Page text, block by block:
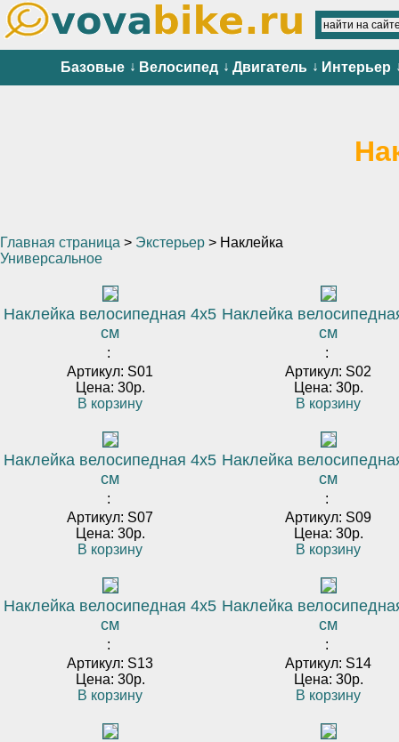
Базовые ↓ Велосипед ↓ Двигатель ↓ Интерьер
Главная страница > Экстерьер > Наклейка
Универсальное
Наклейка велосипедная 4х5
см
:
Артикул: S01
Цена: 30р.
В корзину
Наклейка
см
:
Артикул: S02
Цена: 30р.
В корзину
Наклейка велосипедная 4х5
см
:
Артикул: S07
Цена: 30р.
В корзину
Наклейка
см
:
Артикул: S09
Цена: 30р.
В корзину
Наклейка велосипедная 4х5
см
:
Артикул: S13
Цена: 30р.
В корзину
Наклейка
см
:
Артикул: S14
Цена: 30р.
В корзину